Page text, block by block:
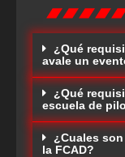
¿Qué
avale un
¿Qué
escuela de
¿Cuales
la FCAD?